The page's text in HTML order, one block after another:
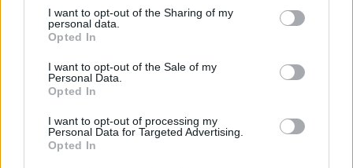
I want to opt-out of the Sharing of my
personal data.
Opted In
I want to opt-out of the Sale of my
Personal Data.
Opted In
I want to opt-out of processing my
Personal Data for Targeted Advertising.
Opted In
tisknout poslat